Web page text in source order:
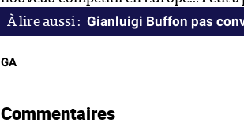
Gianluigi Buffon pas
GA
Commentaires